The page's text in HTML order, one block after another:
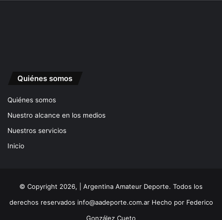
Quiénes somos
Quiénes somos
Nuestro alcance en los medios
Nuestros servicios
Inicio
© Copyright 2026, | Argentina Amateur Deporte. Todos los
derechos reservados info@aadeporte.com.arHecho por Federico
González Cueto